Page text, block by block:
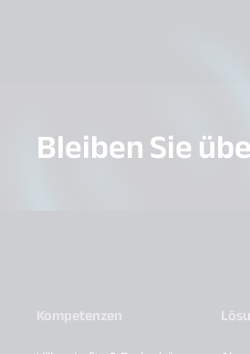
Bleiben Sie
Kompetenzen